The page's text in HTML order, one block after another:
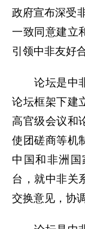
政府宣布深受
一致同意建立
引领中非友好
论坛是中非
论坛框架下建
高官级会议和
使团磋商等机
中国和非洲
台，就中非关
交换意见，协